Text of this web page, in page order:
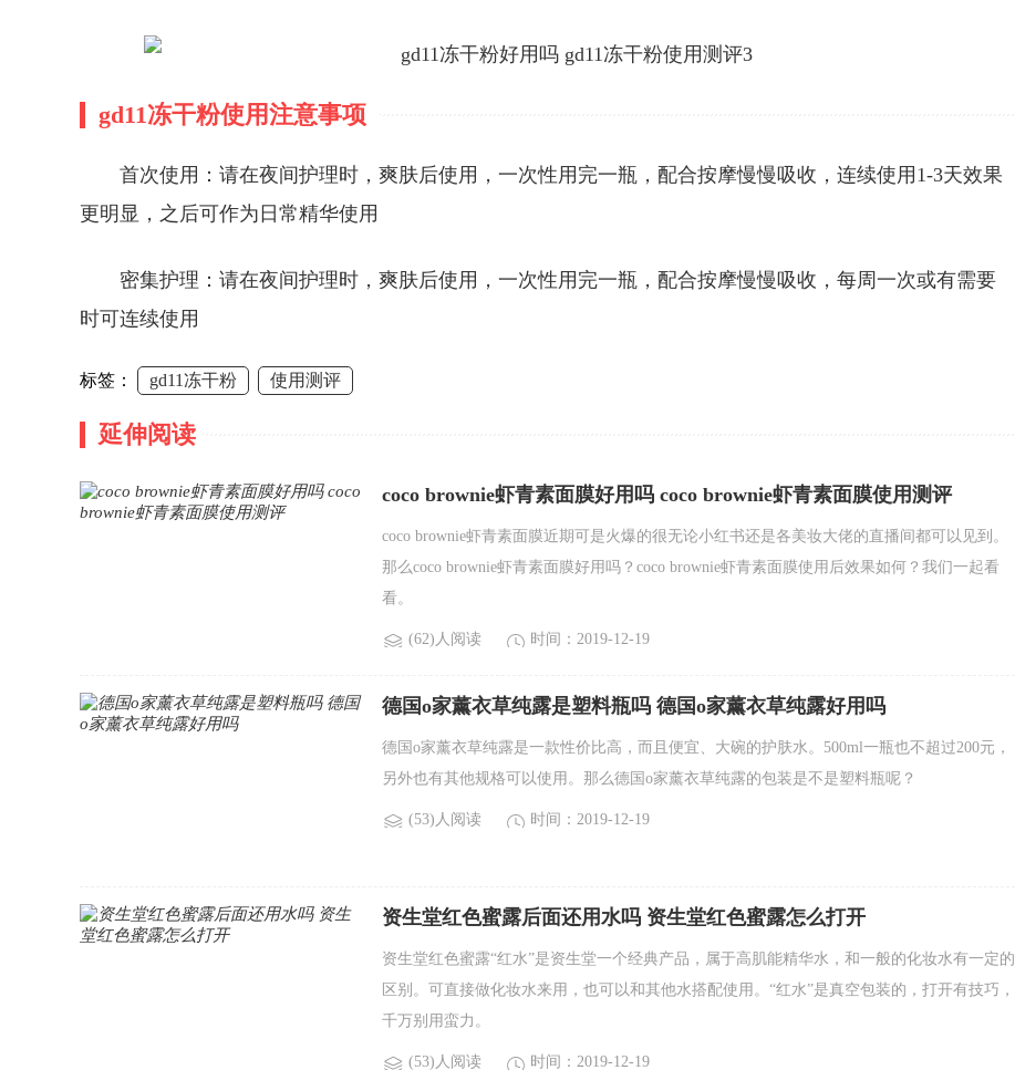
gd11冻干粉使用注意事项
首次使用：请在夜间护理时，爽肤后使用，一次性用完一瓶，配合按摩慢慢吸收，连续使用1-3天效果
更明显，之后可作为日常精华使用
密集护理：请在夜间护理时，爽肤后使用，一次性用完一瓶，配合按摩慢慢吸收，每周一次或有需要
时可连续使用
标签： gd11冻干粉 使用测评
延伸阅读
coco brownie虾青素面膜好用吗 coco brownie虾青素面膜使用测评
coco brownie虾青素面膜近期可是火爆的很无论小红书还是各美妆大佬的直播间都可以见到。
那么coco brownie虾青素面膜好用吗？coco brownie虾青素面膜使用后效果如何？我们一起看
看。
(62)人阅读 时间：2019-12-19
德国o家薰衣草纯露是塑料瓶吗 德国o家薰衣草纯露好用吗
德国o家薰衣草纯露是一款性价比高，而且便宜、大碗的护肤水。500ml一瓶也不超过200元，
另外也有其他规格可以使用。那么德国o家薰衣草纯露的包装是不是塑料瓶呢？
(53)人阅读 时间：2019-12-19
资生堂红色蜜露后面还用水吗 资生堂红色蜜露怎么打开
资生堂红色蜜露“红水”是资生堂一个经典产品，属于高肌能精华水，和一般的化妆水有一定的
区别。可直接做化妆水来用，也可以和其他水搭配使用。“红水”是真空包装的，打开有技巧，
千万别用蛮力。
(53)人阅读 时间：2019-12-19